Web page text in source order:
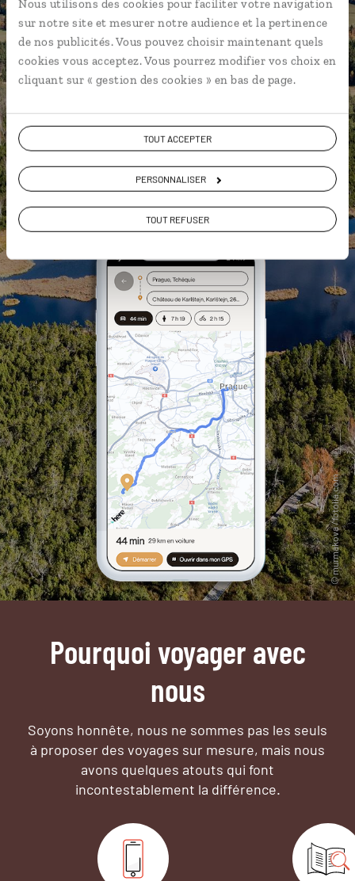
Nous utilisons des cookies pour faciliter votre navigation
sur notre site et mesurer notre audience et la pertinence
de nos publicités. Vous pouvez choisir maintenant quels
cookies vous acceptez. Vous pourrez modifier vos choix en
cliquant sur « gestion des cookies » en bas de page.
TOUT ACCEPTER
PERSONNALISER
TOUT REFUSER
Prague
Les plus beaux monuments à
l’architecture gothique
géolocalisés
DÉCOUVRIR LUCIOLE
Pourquoi voyager avec
nous
Soyons honnête, nous ne sommes pas les seuls
à proposer des voyages sur mesure, mais nous
avons quelques atouts qui font
incontestablement la différence.